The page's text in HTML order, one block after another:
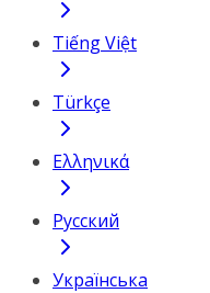
Tiếng Việt
Türkçe
Ελληνικά
Русский
Українська